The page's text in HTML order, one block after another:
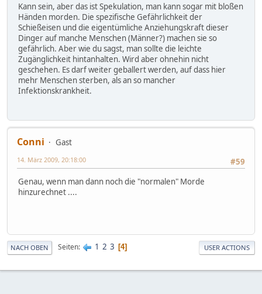
Kann sein, aber das ist Spekulation, man kann sogar mit bloßen
Händen morden. Die spezifische Gefährlichkeit der
Schießeisen und die eigentümliche Anziehungskraft dieser
Dinger auf manche Menschen (Männer?) machen sie so
gefährlich. Aber wie du sagst, man sollte die leichte
Zugänglichkeit hintanhalten. Wird aber ohnehin nicht
geschehen. Es darf weiter geballert werden, auf dass hier
mehr Menschen sterben, als an so mancher
Infektionskrankheit.
Conni
Gast
#59
14. März 2009, 20:18:00
Genau, wenn man dann noch die "normalen" Morde
hinzurechnet ....
NACH OBEN Seiten 1 2 3 4 USER ACTIONS